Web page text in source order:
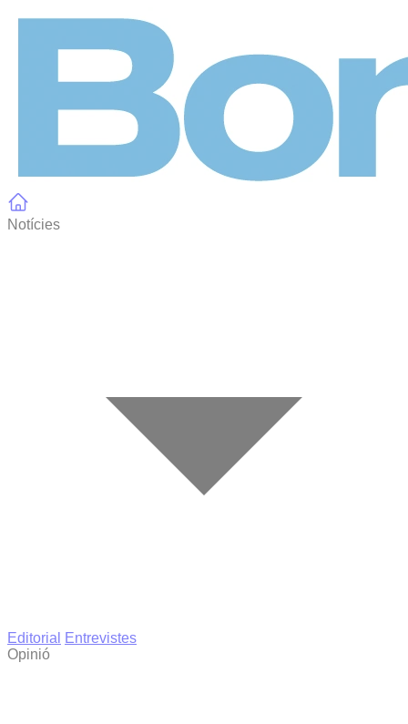
Notícies
Editorial
Entrevistes
Opinió